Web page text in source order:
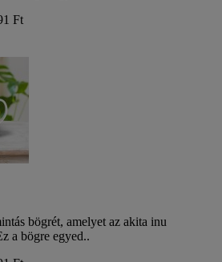
Ft
bögrét, amelyet az akita inu
a bögre egyed..